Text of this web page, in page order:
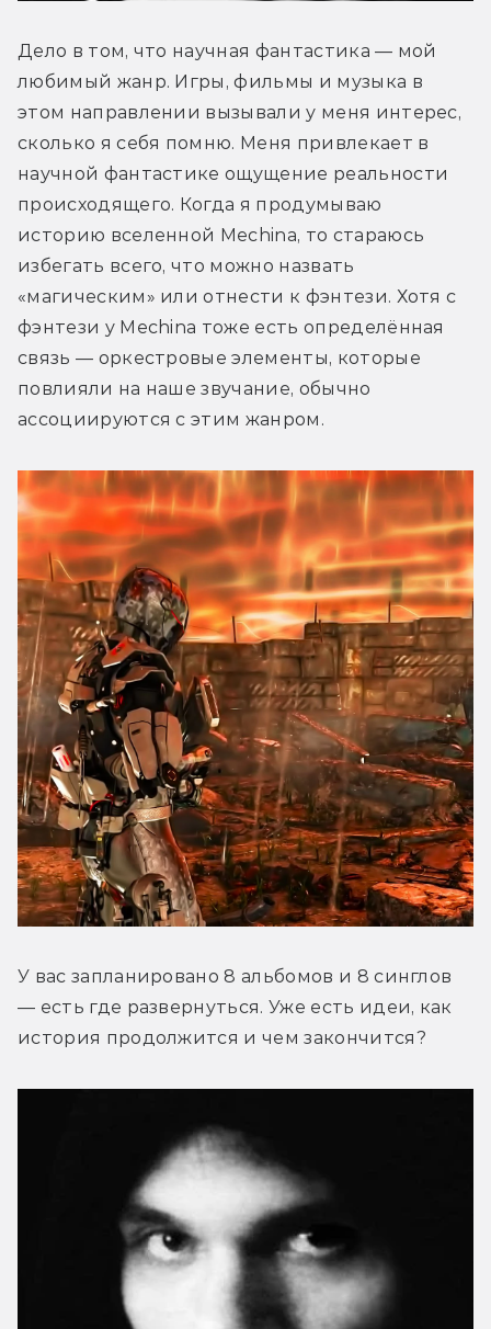
Дело в том, что научная фантастика — мой
любимый жанр. Игры, фильмы и музыка в
этом направлении вызывали у меня интерес,
сколько я себя помню. Меня привлекает в
научной фантастике ощущение реальности
происходящего. Когда я продумываю
историю вселенной Mechina, то стараюсь
избегать всего, что можно назвать
«магическим» или отнести к фэнтези. Хотя с
фэнтези у Mechina тоже есть определённая
связь — оркестровые элементы, которые
повлияли на наше звучание, обычно
ассоциируются с этим жанром.
У вас запланировано 8 альбомов и 8 синглов
— есть где развернуться. Уже есть идеи, как
история продолжится и чем закончится?